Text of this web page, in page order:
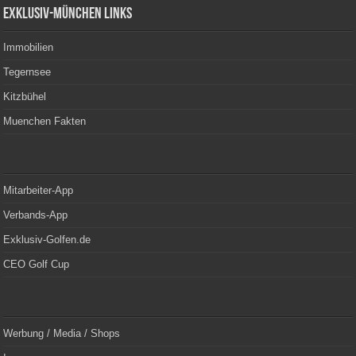
Exklusiv-München Links
Immobilien
Tegernsee
Kitzbühel
Muenchen Fakten
Mitarbeiter-App
Verbands-App
Exklusiv-Golfen.de
CEO Golf Cup
Werbung / Media / Shops